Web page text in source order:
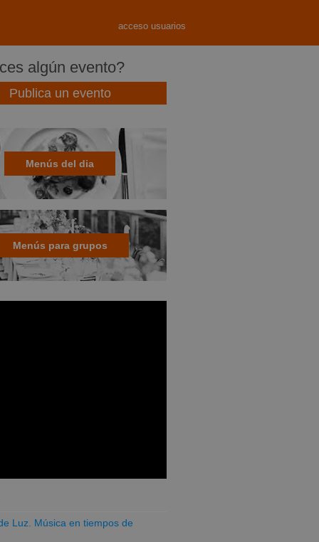
acceso usuarios
algún evento?
Publica un evento
Menús del dia
Menús para grupos
Luz. Música en tiempos de